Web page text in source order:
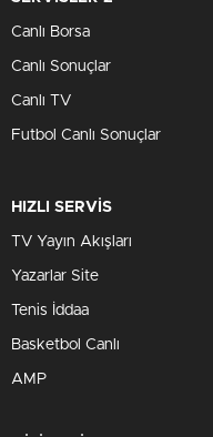
Canlı Borsa
Canlı Sonuçlar
Canlı TV
Futbol Canlı Sonuçlar
HIZLI SERVİS
TV Yayın Akışları
Yazarlar Site
Tenis İddaa
Basketbol Canlı
AMP